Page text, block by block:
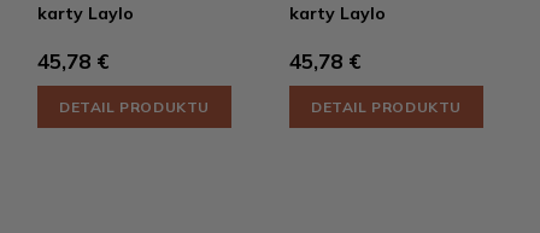
karty Laylo
45,78 €
DETAIL PRODUKTU
karty Laylo
45,78 €
DETAIL PRODUKTU